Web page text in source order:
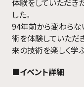
体験をしていただき
した。
94年前から変わら
術を体験していただ
来の技術を楽しく学
■イベント詳細